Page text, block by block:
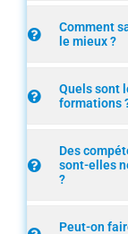
Comment
le mieux ?
Quels sont
formations
Des
sont-elles
?
Peut-on